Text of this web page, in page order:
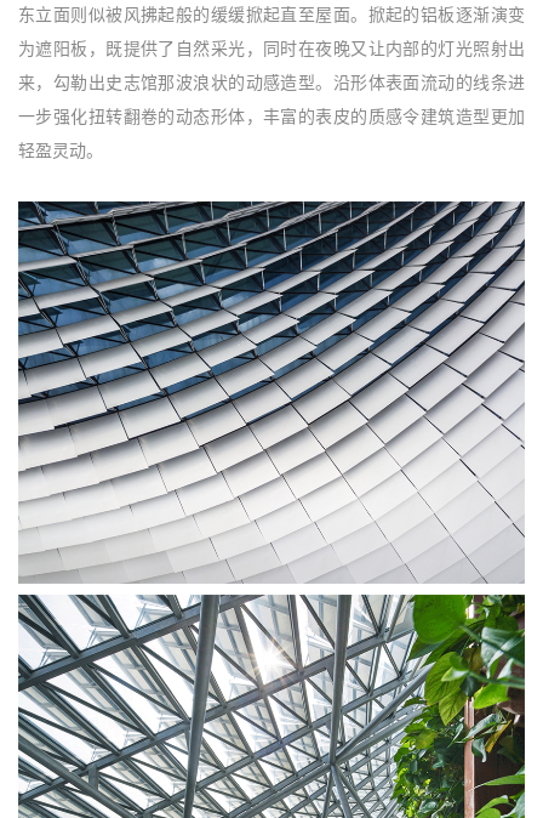
东立面则似被风拂起般的缓缓掀起直至屋面。掀起的铝板逐渐演变
为遮阳板，既提供了自然采光，同时在夜晚又让内部的灯光照射出
来，勾勒出史志馆那波浪状的动感造型。沿形体表面流动的线条进
一步强化扭转翻卷的动态形体，丰富的表皮的质感令建筑造型更加
轻盈灵动。